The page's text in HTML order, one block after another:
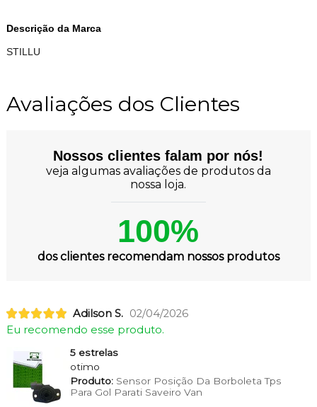
Descrição da Marca
STILLU
Avaliações dos Clientes
Nossos clientes falam por nós!
veja algumas avaliações de produtos da
nossa loja.
100%
dos clientes recomendam nossos produtos
Adilson S. 02/04/2026
Eu recomendo esse produto.
5 estrelas
otimo
Produto:Sensor Posição Da Borboleta Tps
Para Gol Parati Saveiro Van